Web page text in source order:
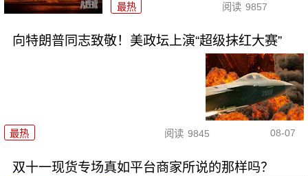
最热 阅读 9857
向特朗普同志致敬！美政坛上演“超级抹红大赛”
最热 阅读 9845 08-07
双十一现货专场真如平台商家所说的那样吗？